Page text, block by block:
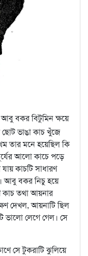
বকর বিটুমিন ক্ষয়ে
ছোট ভাঙা কাচ খুঁজে
তার মনে হয়েছিল কি
আলো কাচে পড়ে
কাচটি সাধারণ
আবু বকর নিচু হয়ে
কাচ তথা আয়নার
দেখল, আয়নাটি ছিল
ভালো লেগে গেল। সে
সে টুকরাটি ঝুলিয়ে